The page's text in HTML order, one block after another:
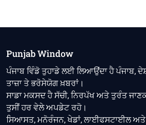
Punjab Window
ਪੰਜਾਬ ਵਿੰਡੋ ਤੁਹਾਡੇ ਲਈ ਲਿਆਉਂਦਾ ਹੈ ਪੰਜਾਬ,
ਤਾਜ਼ਾ ਤੇ ਭਰੋਸੇਯੋਗ ਖ਼ਬਰਾਂ।
ਸਾਡਾ ਮਕਸਦ ਹੈ ਸੱਚੀ, ਨਿਰਪੱਖ ਅਤੇ ਤੁਰੰਤ
ਤੁਸੀਂ ਹਰ ਵੇਲੇ ਅਪਡੇਟ ਰਹੋ।
ਸਿਆਸਤ, ਮਨੋਰੰਜਨ, ਖੇਡਾਂ, ਲਾਈਫਸਟਾਈਲ ਅਤੇ